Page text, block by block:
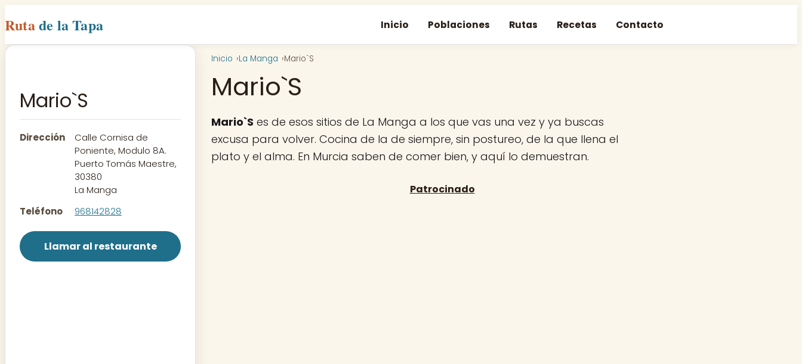
Rutade la Tapa Inicio Poblaciones Rutas Recetas Contacto
Mario`S
Dirección
Calle Cornisa de
Poniente, Modulo 8A.
Puerto Tomás Maestre,
30380
La Manga
Teléfono
968142828
Llamar al restaurante
Inicio La Manga Mario`S
Mario`S
Mario`S es de esos sitios de La Manga a los que vas una vez y ya buscas
excusa para volver. Cocina de la de siempre, sin postureo, de la que llena el
plato y el alma. En Murcia saben de comer bien, y aquí lo demuestran.